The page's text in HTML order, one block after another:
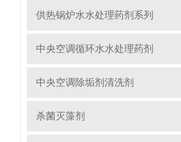
供热锅炉水水处理药剂系列
中央空调循环水水处理药剂
中央空调除垢剂清洗剂
杀菌灭藻剂